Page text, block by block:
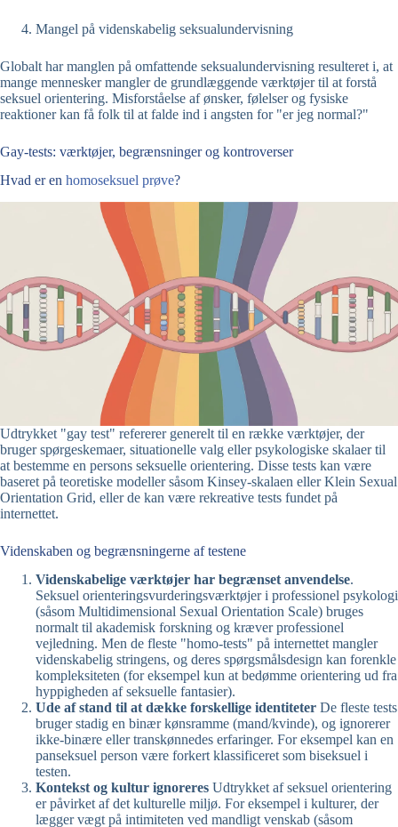
Mangel på videnskabelig seksualundervisning
Globalt har manglen på omfattende seksualundervisning resulteret i, at
mange mennesker mangler de grundlæggende værktøjer til at forstå
seksuel orientering. Misforståelse af ønsker, følelser og fysiske
reaktioner kan få folk til at falde ind i angsten for "er jeg normal?"
Gay-tests: værktøjer, begrænsninger og kontroverser
Hvad er en homoseksuel prøve?
Udtrykket "gay test" refererer generelt til en række værktøjer, der
bruger spørgeskemaer, situationelle valg eller psykologiske skalaer til
at bestemme en persons seksuelle orientering. Disse tests kan være
baseret på teoretiske modeller såsom Kinsey-skalaen eller Klein Sexual
Orientation Grid, eller de kan være rekreative tests fundet på
internettet.
Videnskaben og begrænsningerne af testene
Videnskabelige værktøjer har begrænset anvendelse.
Seksuel orienteringsvurderingsværktøjer i professionel psykologi
(såsom Multidimensional Sexual Orientation Scale) bruges
normalt til akademisk forskning og kræver professionel
vejledning. Men de fleste "homo-tests" på internettet mangler
videnskabelig stringens, og deres spørgsmålsdesign kan forenkle
kompleksiteten (for eksempel kun at bedømme orientering ud fra
hyppigheden af seksuelle fantasier).
Ude af stand til at dække forskellige identiteter De fleste tests
bruger stadig en binær kønsramme (mand/kvinde), og ignorerer
ikke-binære eller transkønnedes erfaringer. For eksempel kan en
panseksuel person være forkert klassificeret som biseksuel i
testen.
Kontekst og kultur ignoreres Udtrykket af seksuel orientering
er påvirket af det kulturelle miljø. For eksempel i kulturer, der
lægger vægt på intimiteten ved mandligt venskab (såsom